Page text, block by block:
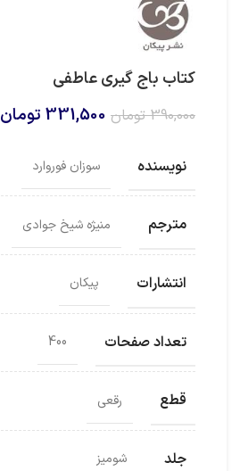
کتاب باج گیری عاطفی
390,000 تومان قیمت
بود.
331,500 تومان
نویسنده سوزان فوروارد
مترجم منیژه شیخ جوادی
انتشارات پیکان
تعداد صفحات 400
قطع رقعی
جلد شومیز